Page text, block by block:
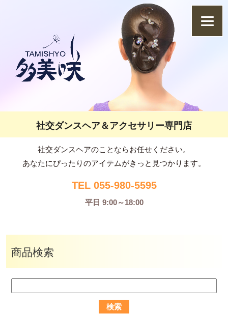
社交ダンスヘア＆アクセサリー専門店
社交ダンスヘアのことならお任せください。
あなたにぴったりのアイテムがきっと見つかります。
TEL 055-980-5595
平日 9:00～18:00
商品検索